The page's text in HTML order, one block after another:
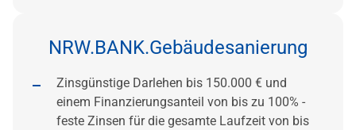
NRW.BANK.Gebäudesanierung
Zinsgünstige Darlehen bis 150.000 € und
einem Finanzierungsanteil von bis zu 100% -
feste Zinsen für die gesamte Laufzeit von bis